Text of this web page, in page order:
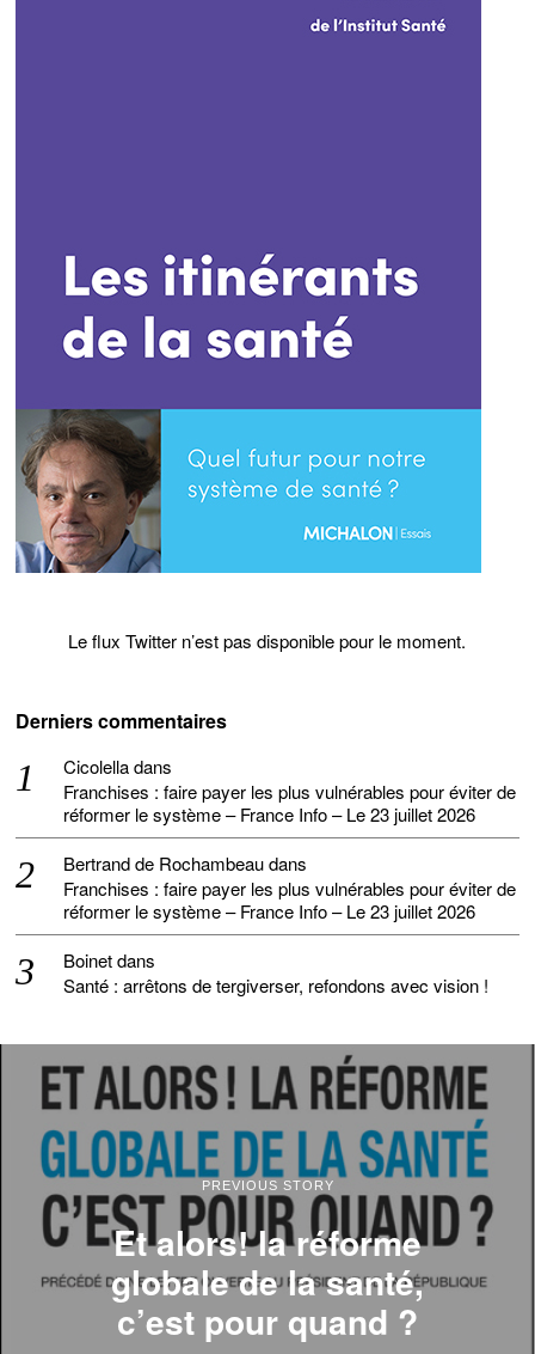
Le flux Twitter n’est pas disponible pour le moment.
Derniers commentaires
Cicolelladans
Franchises : faire payer les plus vulnérables pour éviter de
réformer le système – France Info – Le 23 juillet 2026
Bertrand de Rochambeaudans
Franchises : faire payer les plus vulnérables pour éviter de
réformer le système – France Info – Le 23 juillet 2026
Boinetdans
Santé : arrêtons de tergiverser, refondons avec vision !
PREVIOUS STORY
Et alors! la réforme
globale de la santé,
c’est pour quand ?